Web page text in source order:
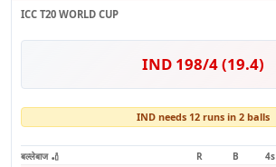
ICC T20 WORLD CUP
IND 198/4 (19.4)
IND needs 12 runs in 2 balls
बल्लेबाज 🏏 R B 4s